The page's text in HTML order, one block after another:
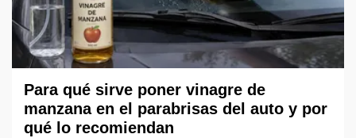
Para qué sirve poner vinagre de
manzana en el parabrisas del auto y por
qué lo recomiendan